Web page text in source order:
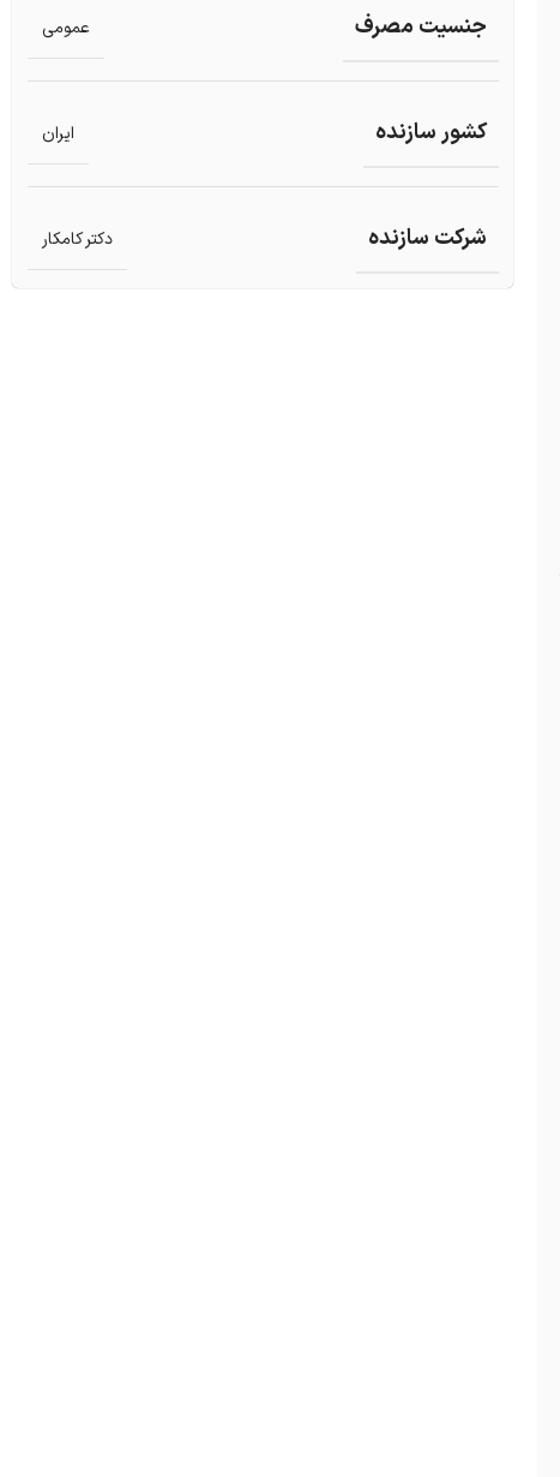
جنسیت مصرف عمومی
کشور سازنده ایران
شرکت سازنده دکتر کامکار